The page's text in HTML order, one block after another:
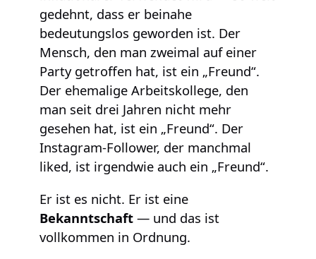
gedehnt, dass er beinahe
bedeutungslos geworden ist. Der
Mensch, den man zweimal auf einer
Party getroffen hat, ist ein „Freund“.
Der ehemalige Arbeitskollege, den
man seit drei Jahren nicht mehr
gesehen hat, ist ein „Freund“. Der
Instagram-Follower, der manchmal
liked, ist irgendwie auch ein „Freund“.
Er ist es nicht. Er ist eine
Bekanntschaft — und das ist
vollkommen in Ordnung.